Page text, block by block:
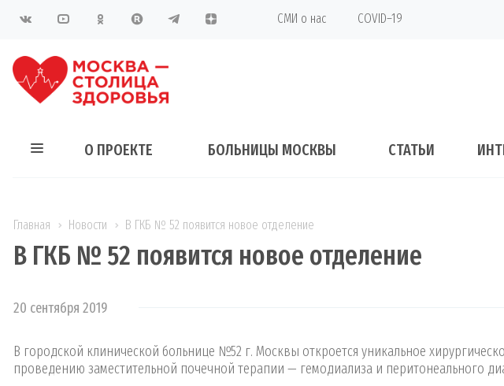
СМИ о нас COVID–19
О ПРОЕКТЕ БОЛЬНИЦЫ МОСКВЫ СТАТЬИ
Главная Новости В ГКБ № 52 появится новое отделение
В ГКБ № 52 появится новое отделение
20 сентября 2019
В городской клинической больнице №52 г. Москвы откроется уникальное
проведению заместительной почечной терапии — гемодиализа и перитонеального